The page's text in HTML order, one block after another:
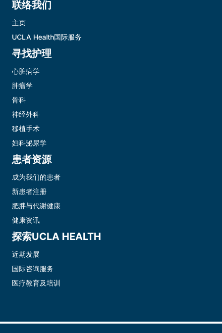
联络我们
主页
UCLA Health国际服务
寻找护理
心脏病学
肿瘤学
骨科
神经外科
移植手术
妇科泌尿学
患者资源
成为我们的患者
新患者注册
肥胖与代谢健康
健康资讯
探索UCLA HEALTH
近期发展
国际咨询服务
医疗教育及培训